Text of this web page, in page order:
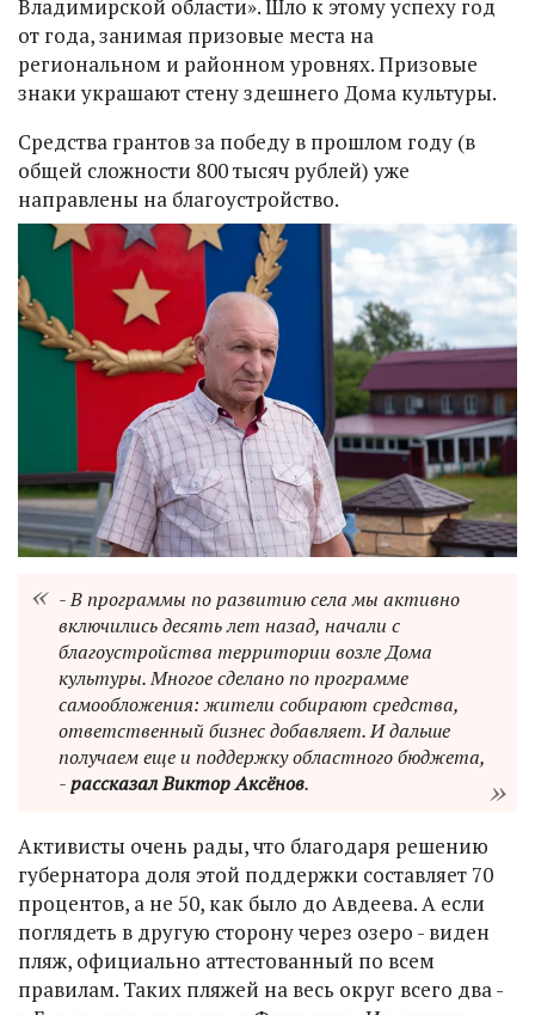
Владимирской области». Шло к этому успеху год
от года, занимая призовые места на
региональном и районном уровнях. Призовые
знаки украшают стену здешнего Дома культуры.
Средства грантов за победу в прошлом году (в
общей сложности 800 тысяч рублей) уже
направлены на благоустройство.
- В программы по развитию села мы активно
включились десять лет назад, начали с
благоустройства территории возле Дома
культуры. Многое сделано по программе
самообложения: жители собирают средства,
ответственный бизнес добавляет. И дальше
получаем еще и поддержку областного бюджета,
-рассказал Виктор Аксёнов.
Активисты очень рады, что благодаря решению
губернатора доля этой поддержки составляет 70
процентов, а не 50, как было до Авдеева. А если
поглядеть в другую сторону через озеро - виден
пляж, официально аттестованный по всем
правилам. Таких пляжей на весь округ всего два -